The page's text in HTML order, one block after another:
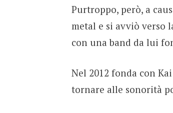
Purtroppo, però, a
metal e si avviò verso
con una band da lui
Nel 2012 fonda con
tornare alle sonorità